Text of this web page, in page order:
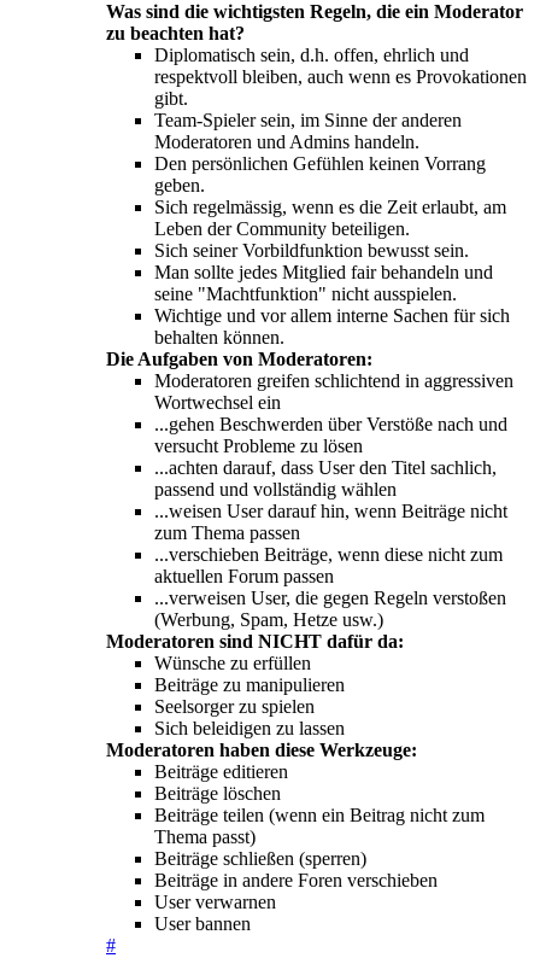
Was sind die wichtigsten Regeln, die ein Moderator
zu beachten hat?
Diplomatisch sein, d.h. offen, ehrlich und
respektvoll bleiben, auch wenn es Provokationen
gibt.
Team-Spieler sein, im Sinne der anderen
Moderatoren und Admins handeln.
Den persönlichen Gefühlen keinen Vorrang
geben.
Sich regelmässig, wenn es die Zeit erlaubt, am
Leben der Community beteiligen.
Sich seiner Vorbildfunktion bewusst sein.
Man sollte jedes Mitglied fair behandeln und
seine "Machtfunktion" nicht ausspielen.
Wichtige und vor allem interne Sachen für sich
behalten können.
Die Aufgaben von Moderatoren:
Moderatoren greifen schlichtend in aggressiven
Wortwechsel ein
...gehen Beschwerden über Verstöße nach und
versucht Probleme zu lösen
...achten darauf, dass User den Titel sachlich,
passend und vollständig wählen
...weisen User darauf hin, wenn Beiträge nicht
zum Thema passen
...verschieben Beiträge, wenn diese nicht zum
aktuellen Forum passen
...verweisen User, die gegen Regeln verstoßen
(Werbung, Spam, Hetze usw.)
Moderatoren sind NICHT dafür da:
Wünsche zu erfüllen
Beiträge zu manipulieren
Seelsorger zu spielen
Sich beleidigen zu lassen
Moderatoren haben diese Werkzeuge:
Beiträge editieren
Beiträge löschen
Beiträge teilen (wenn ein Beitrag nicht zum
Thema passt)
Beiträge schließen (sperren)
Beiträge in andere Foren verschieben
User verwarnen
User bannen
#